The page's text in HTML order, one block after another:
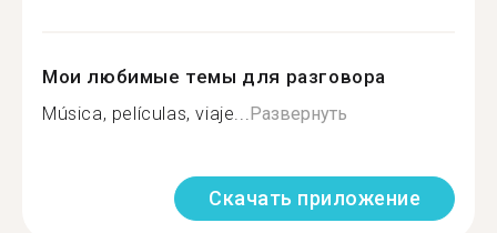
Мои любимые темы для разговора
Música, películas, viaje...Развернуть
Скачать приложение